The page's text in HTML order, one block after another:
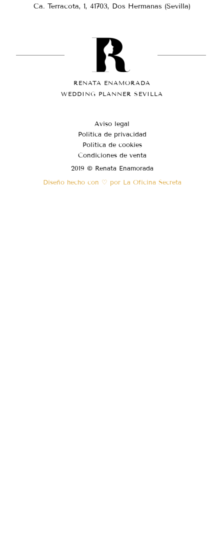
Ca. Terracota, 1, 41703, Dos Hermanas (Sevilla)
RENATA ENAMORADA
WEDDING PLANNER SEVILLA
Aviso legal
Política de privacidad
Política de cookies
Condiciones de venta
2019 © Renata Enamorada
Diseño hecho con ♡ por La Oficina Secreta